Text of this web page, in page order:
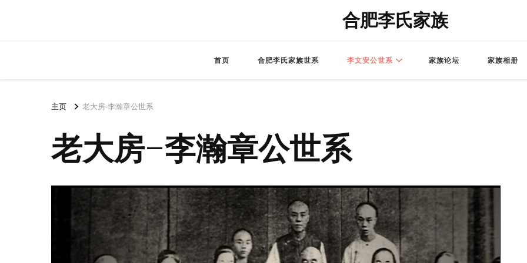
合肥李氏家族
首页 合肥李氏家族世系 李文安公世系 家族论坛 家族相册
主页 老大房-李瀚章公世系
老大房-李瀚章公世系